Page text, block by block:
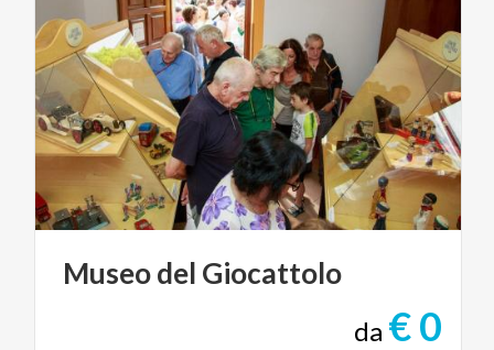
Museodel Giocattolo
da € 0